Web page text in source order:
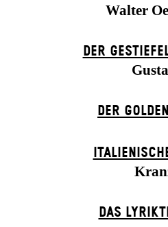
Walter
DER
DER
DAS